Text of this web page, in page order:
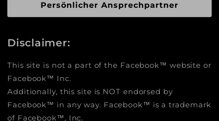
Persönlicher Ansprechpartner
Disclaimer:
This site is not a part of the Facebook™ website or
Facebook™ Inc.
Additionally, this site is NOT endorsed by
Facebook™ in any way. Facebook™ is a trademark
of Facebook™, Inc.